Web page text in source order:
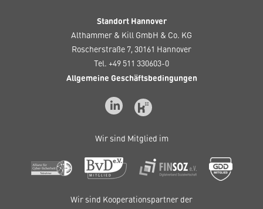
Standort Hannover
Althammer & Kill GmbH & Co. KG
Roscherstraße 7, 30161 Hannover
Tel. +49 511 330603-0
Allgemeine Geschäftsbedingungen
Wir sind Mitglied im
Wir sind Kooperationspartner der